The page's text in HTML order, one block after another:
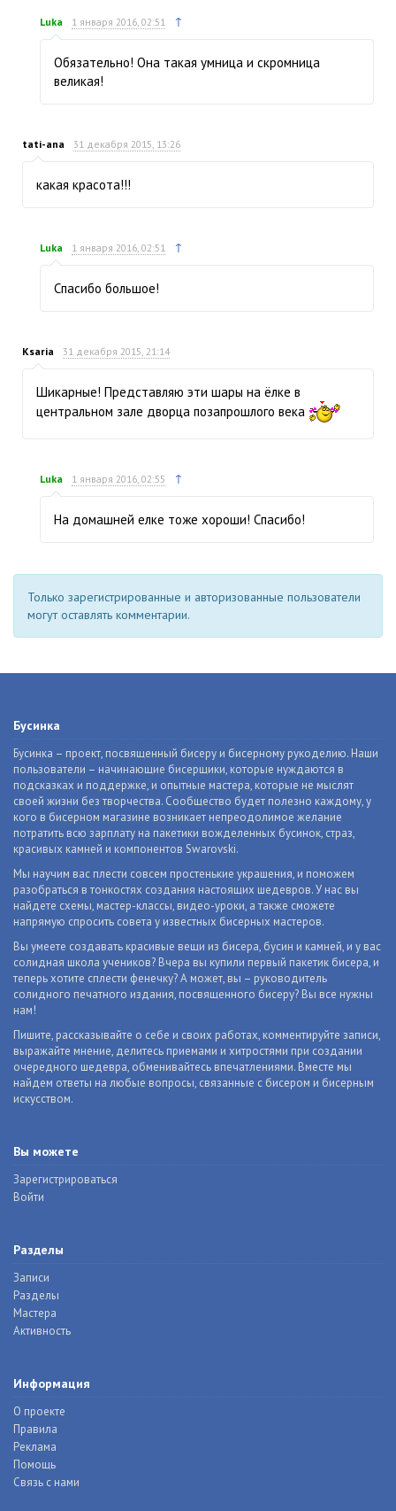
Luka 1 января 2016, 02:51 ↑
Обязательно! Она такая умница и скромница
великая!
tati-ana 31 декабря 2015, 13:26
какая красота!!!
Luka 1 января 2016, 02:51 ↑
Спасибо большое!
Ksaria 31 декабря 2015, 21:14
Шикарные! Представляю эти шары на ёлке в
центральном зале дворца позапрошлого века
Luka 1 января 2016, 02:55 ↑
На домашней елке тоже хороши! Спасибо!
Только зарегистрированные и авторизованные пользователи
могут оставлять комментарии.
Бусинка
Бусинка – проект, посвященный бисеру и бисерному рукоделию. Наши
пользователи – начинающие бисерщики, которые нуждаются в
подсказках и поддержке, и опытные мастера, которые не мыслят
своей жизни без творчества. Сообщество будет полезно каждому, у
кого в бисерном магазине возникает непреодолимое желание
потратить всю зарплату на пакетики вожделенных бусинок, страз,
красивых камней и компонентов Swarovski.
Мы научим вас плести совсем простенькие украшения, и поможем
разобраться в тонкостях создания настоящих шедевров. У нас вы
найдете схемы, мастер-классы, видео-уроки, а также сможете
напрямую спросить совета у известных бисерных мастеров.
Вы умеете создавать красивые вещи из бисера, бусин и камней, и у вас
солидная школа учеников? Вчера вы купили первый пакетик бисера, и
теперь хотите сплести фенечку? А может, вы – руководитель
солидного печатного издания, посвященного бисеру? Вы все нужны
нам!
Пишите, рассказывайте о себе и своих работах, комментируйте записи,
выражайте мнение, делитесь приемами и хитростями при создании
очередного шедевра, обменивайтесь впечатлениями. Вместе мы
найдем ответы на любые вопросы, связанные с бисером и бисерным
искусством.
Вы можете
Зарегистрироваться
Войти
Разделы
Записи
Разделы
Мастера
Активность
Информация
О проекте
Правила
Реклама
Помощь
Связь с нами